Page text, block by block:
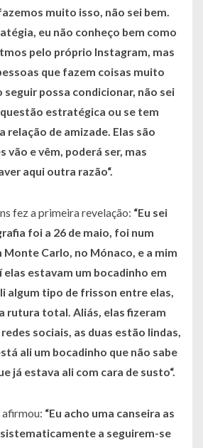
muito isso, não sei bem.
eu não conheço bem como
pelo próprio Instagram, mas
que fazem coisas muito
seguir possa condicionar, não sei
estratégica ou se tem
relação de amizade. Elas são
vão e vêm, poderá ser, mas
aqui outra razão“.
fez a primeira revelação: “Eu sei
foi a 26 de maio, foi num
Monte Carlo, no Mónaco, e a mim
elas estavam um bocadinho em
algum tipo de frisson entre elas,
rutura total. Aliás, elas fizeram
sociais, as duas estão lindas,
ali um bocadinho que não sabe
já estava ali com cara de susto“.
afirmou: “Eu acho uma canseira as
a seguirem-se